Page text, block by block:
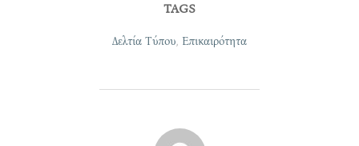
TAGS
Δελτία Τύπου, Επικαιρότητα
POST AUTHOR